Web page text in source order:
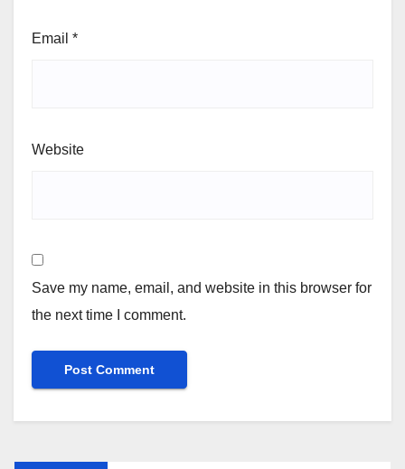
Email *
Website
Save my name, email, and website in this browser for
the next time I comment.